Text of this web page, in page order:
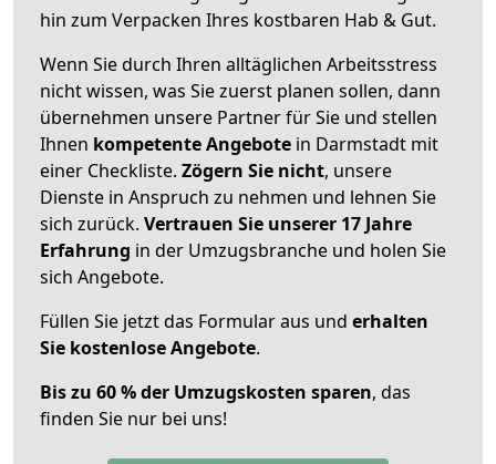
hin zum Verpacken Ihres kostbaren Hab & Gut.
Wenn Sie durch Ihren alltäglichen Arbeitsstress
nicht wissen, was Sie zuerst planen sollen, dann
übernehmen unsere Partner für Sie und stellen
Ihnen kompetente Angebote in Darmstadt mit
einer Checkliste. Zögern Sie nicht, unsere
Dienste in Anspruch zu nehmen und lehnen Sie
sich zurück. Vertrauen Sie unserer 17 Jahre
Erfahrung in der Umzugsbranche und holen Sie
sich Angebote.
Füllen Sie jetzt das Formular aus und erhalten
Sie kostenlose Angebote.
Bis zu 60 % der Umzugskosten sparen, das
finden Sie nur bei uns!